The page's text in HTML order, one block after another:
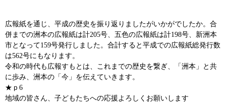
広報紙を通じ、平成の歴史を振り返りましたがいかがでしたか。合
併までの洲本の広報紙は計205号、五色の広報紙は計198号、新洲本
市となって159号発行しました。合計すると平成での広報紙総発行数
は562号にもなります。
令和の時代も広報すもとは、これまでの歴史を繋ぎ、「洲本」と共
に歩み、洲本の「今」を伝えていきます。
★ｐ6
地域の皆さん、子どもたちへの応援よろしくお願いします